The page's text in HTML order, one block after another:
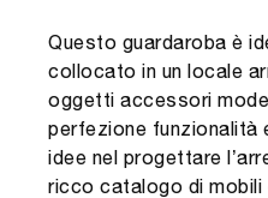
Questo guardaroba è
collocato in un locale
oggetti accessori
perfezione funzionalità
idee nel progettare
ricco catalogo di